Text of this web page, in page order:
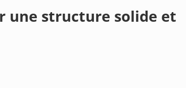
une structure solide et